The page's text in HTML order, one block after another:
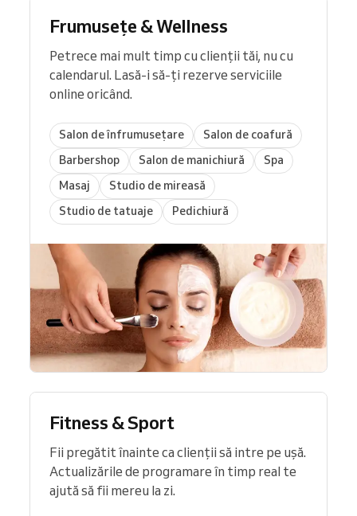
Frumusețe & Wellness
Petrece mai mult timp cu clienții tăi, nu cu
calendarul. Lasă-i să-ți rezerve serviciile
online oricând.
Salon de înfrumusețare
Salon de coafură
Barbershop
Salon de manichiură
Spa
Masaj
Studio de mireasă
Studio de tatuaje
Pedichiură
Fitness & Sport
Fii pregătit înainte ca clienții să intre pe ușă.
Actualizările de programare în timp real te
ajută să fii mereu la zi.